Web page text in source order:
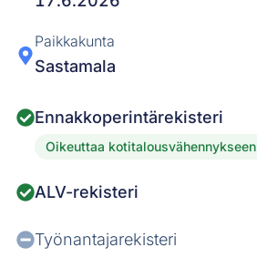
Paikkakunta
Sastamala
Ennakkoperintärekisteri
Oikeuttaa kotitalousvähennykseen
ALV-rekisteri
Työnantajarekisteri